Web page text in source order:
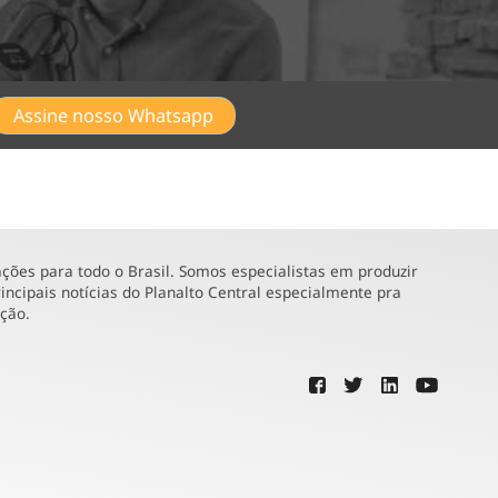
Assine nosso Whatsapp
para todo o Brasil. Somos especialistas em produzir
notícias do Planalto Central especialmente pra